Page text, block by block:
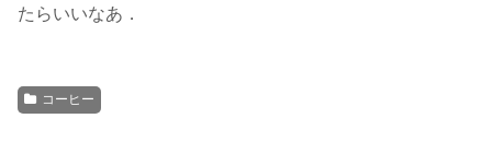
たらいいなあ．
コーヒー